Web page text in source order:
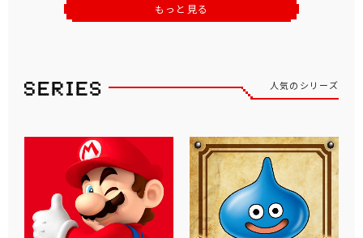
もっと見る
人気のシリーズ